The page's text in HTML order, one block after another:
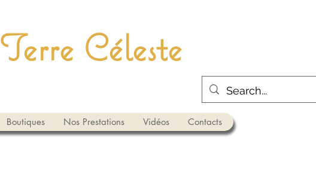
Terre Céleste
Boutiques Nos Prestations Vidéos Contacts